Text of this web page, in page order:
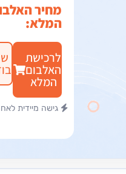
מחיר האלבום ₪15
שירים
בודדים
גישה מיידית לאחר התשלום